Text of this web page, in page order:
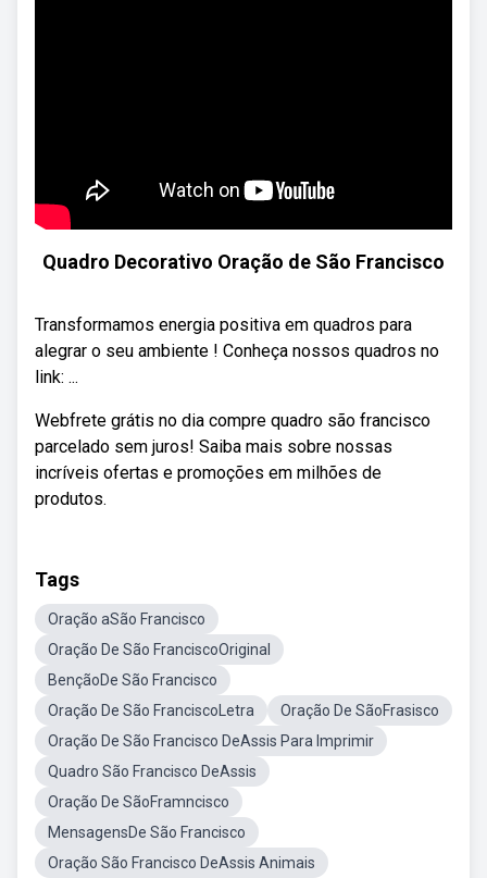
Quadro Decorativo Oração de São Francisco
Transformamos energia positiva em quadros para
alegrar o seu ambiente ! Conheça nossos quadros no
link: ...
Webfrete grátis no dia compre quadro são francisco
parcelado sem juros! Saiba mais sobre nossas
incríveis ofertas e promoções em milhões de
produtos.
Tags
Oração aSão Francisco
Oração De São FranciscoOriginal
BençãoDe São Francisco
Oração De São FranciscoLetra
Oração De SãoFrasisco
Oração De São Francisco DeAssis Para Imprimir
Quadro São Francisco DeAssis
Oração De SãoFramncisco
MensagensDe São Francisco
Oração São Francisco DeAssis Animais